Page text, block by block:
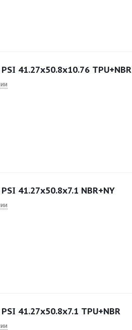
41.27x50.8x10.76 TPU+NBR
41.27x50.8x7.1 NBR+NY
41.27x50.8x7.1 TPU+NBR